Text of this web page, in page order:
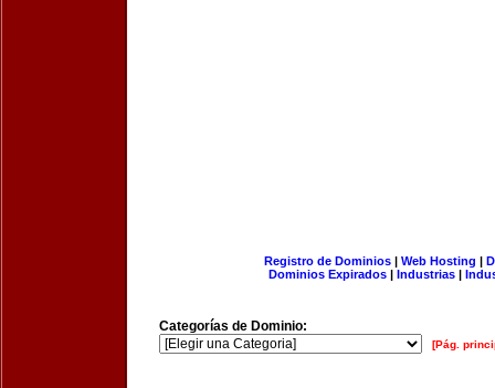
Registro de Dominios| Web Hosting |
Dominios Expirados | Industrias |
Categorías de Dominio:
[Pág.